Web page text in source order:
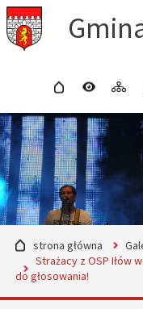
Przejdź do
menu
Przejdź do
Przejdź do
Przejdź do mapy
strona główna
wersja
strona główna
Strażacy z OSP Iłów
do głosowania!